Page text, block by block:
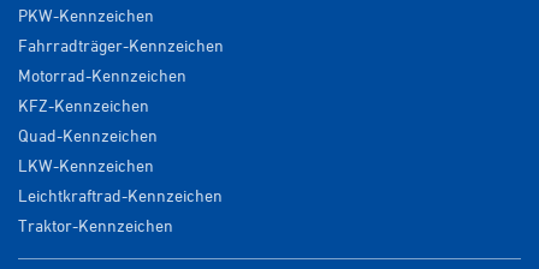
PKW-Kennzeichen
Fahrradträger-Kennzeichen
Motorrad-Kennzeichen
KFZ-Kennzeichen
Quad-Kennzeichen
LKW-Kennzeichen
Leichtkraftrad-Kennzeichen
Traktor-Kennzeichen